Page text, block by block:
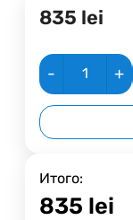
835 lei
- +
Итого:
835 lei